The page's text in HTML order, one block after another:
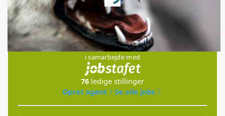
Jobs
i samarbejde med
76 ledige stillinger
Opret agent
Se alle jobs